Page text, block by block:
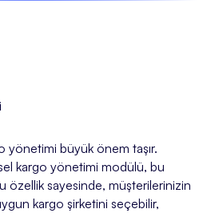
yönetimi büyük önem taşır.
kargo yönetimi modülü, bu
özellik sayesinde, müşterilerinizin
kargo şirketini seçebilir,